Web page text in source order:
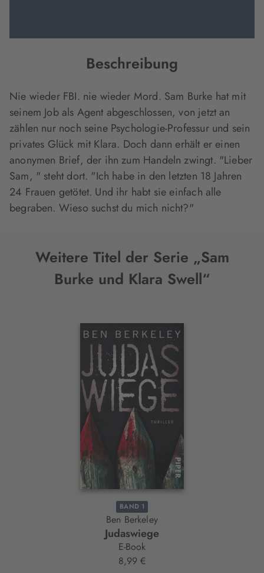
Beschreibung
Nie wieder FBI. nie wieder Mord. Sam Burke hat mit
seinem Job als Agent abgeschlossen, von jetzt an
zählen nur noch seine Psychologie-Professur und sein
privates Glück mit Klara. Doch dann erhält er einen
anonymen Brief, der ihn zum Handeln zwingt. "Lieber
Sam, " steht dort. "Ich habe in den letzten 18 Jahren
24 Frauen getötet. Und ihr habt sie einfach alle
begraben. Wieso suchst du mich nicht?"
Weitere Titel der Serie „Sam
Burke und Klara Swell“
Interaktives
BAND 1
Ben Berkeley
Judaswiege
E-Book
8,99 €